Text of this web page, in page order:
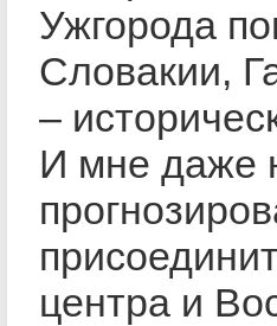
Ужгорода
Словакии,
–
И мне даже
центра и